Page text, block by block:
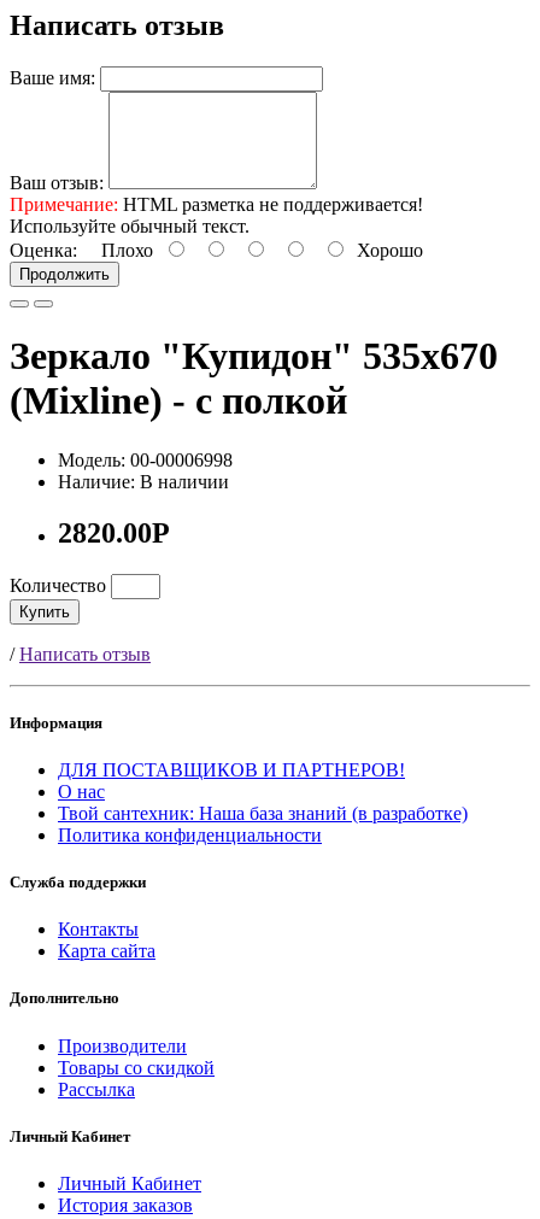
Написать отзыв
Ваше имя:
Ваш отзыв:
Примечание: HTML разметка не поддерживается!
Используйте обычный текст.
Оценка: Плохо Хорошо
Продолжить
Зеркало "Купидон" 535х670
(Mixline) - с полкой
Модель: 00-00006998
Наличие: В наличии
2820.00Р
Количество
Купить
/Написать отзыв
Информация
ДЛЯ ПОСТАВЩИКОВ И ПАРТНЕРОВ!
О нас
Твой сантехник: Наша база знаний (в разработке)
Политика конфиденциальности
Служба поддержки
Контакты
Карта сайта
Дополнительно
Производители
Товары со скидкой
Рассылка
Личный Кабинет
Личный Кабинет
История заказов